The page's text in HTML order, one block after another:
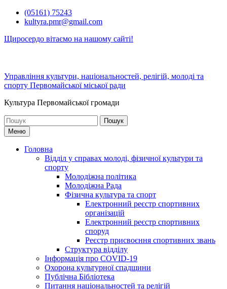
Перейти(05161) 75243
kultyra.pmr@gmail.com
Щиросердо вітаємо на нашому сайті!
Управління культури, національностей, релігій, молоді та
спорту Первомайської міської ради
Культура Первомайcької громади
Шукати:
Меню
Головна
Відділ у справах молоді, фізичної культури та
спорту
Молодіжна політика
Молодіжна Рада
Фізична культура та спорт
Електронний реєстр спортивних
організацій
Електронний реєстр спортивних
споруд
Реєстр присвоєння спортивних звань
Структура відділу
Інформація про COVID-19
Охорона культурної спадщини
Публічна Бібліотека
Питання національностей та релігій